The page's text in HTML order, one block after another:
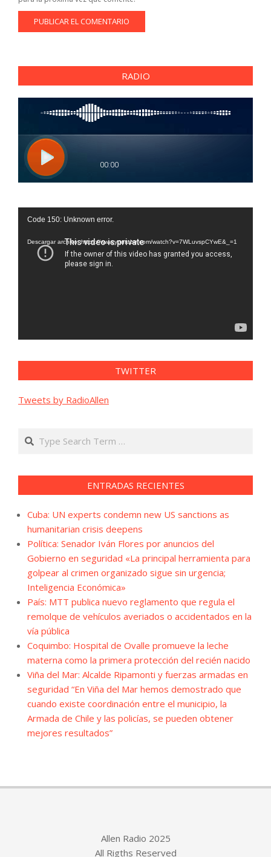
RADIO
Reproductor
vídeo
Code 150: Unknown error.
Descargar archivo: https://www.youtube.com/watch?v=7WLuvspCYwE&_=1
TWITTER
Tweets by RadioAllen
Search
ENTRADAS RECIENTES
Cuba: UN experts condemn new US sanctions as
humanitarian crisis deepens
Política: Senador Iván Flores por anuncios del
Gobierno en seguridad «La principal herramienta para
golpear al crimen organizado sigue sin urgencia;
Inteligencia Económica»
País: MTT publica nuevo reglamento que regula el
remolque de vehículos averiados o accidentados en la
vía pública
Coquimbo: Hospital de Ovalle promueve la leche
materna como la primera protección del recién nacido
Viña del Mar: Alcalde Ripamonti y fuerzas armadas en
seguridad “En Viña del Mar hemos demostrado que
cuando existe coordinación entre el municipio, la
Armada de Chile y las policías, se pueden obtener
mejores resultados”
Allen Radio 2025
All Rigths Reserved